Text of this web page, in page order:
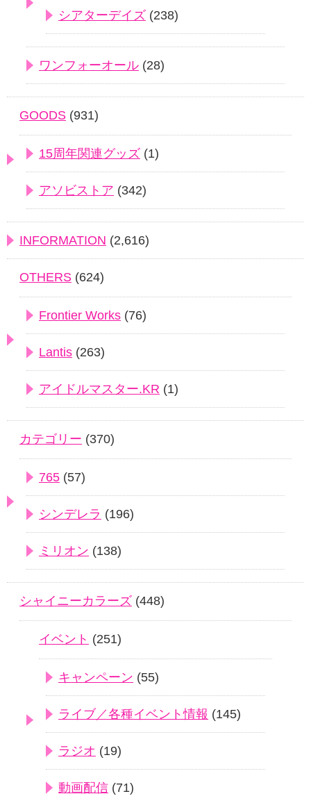
シアターデイズ (238)
ワンフォーオール (28)
GOODS (931)
15周年関連グッズ (1)
アソビストア (342)
INFORMATION (2,616)
OTHERS (624)
Frontier Works (76)
Lantis (263)
アイドルマスター.KR (1)
カテゴリー (370)
765 (57)
シンデレラ (196)
ミリオン (138)
シャイニーカラーズ (448)
イベント (251)
キャンペーン (55)
ライブ／各種イベント情報 (145)
ラジオ (19)
動画配信 (71)